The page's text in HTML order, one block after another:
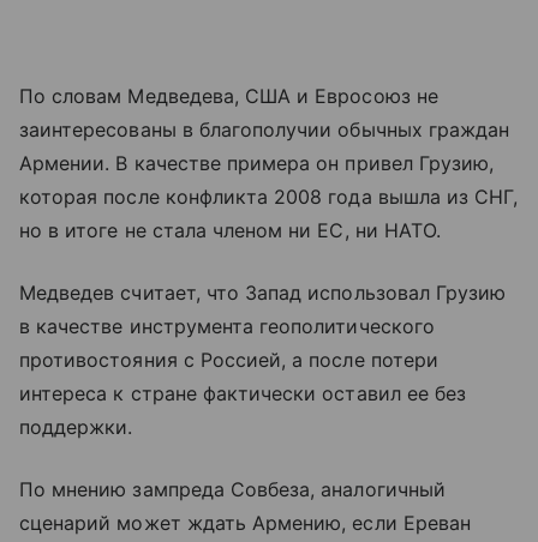
По словам Медведева, США и Евросоюз не
заинтересованы в благополучии обычных граждан
Армении. В качестве примера он привел Грузию,
которая после конфликта 2008 года вышла из СНГ,
но в итоге не стала членом ни ЕС, ни НАТО.
Медведев считает, что Запад использовал Грузию
в качестве инструмента геополитического
противостояния с Россией, а после потери
интереса к стране фактически оставил ее без
поддержки.
По мнению зампреда Совбеза, аналогичный
сценарий может ждать Армению, если Ереван